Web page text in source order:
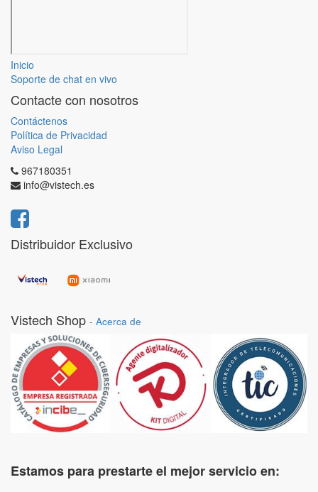
Inicio
Soporte de chat en vivo
Contacte con nosotros
Contáctenos
Política de Privacidad
Aviso Legal
967180351
info@vistech.es
Distribuidor Exclusivo
Vistech Shop - Acerca de
Estamos para prestarte el mejor servicio en: